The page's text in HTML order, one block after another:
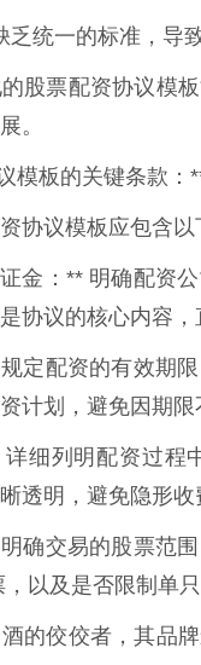
统一的标准，导
股票配资协议模
。
模板的关键条款：
协议模板应包含以
金：** 明确配资
协议的核心内容
定配资的有效期
计划，避免因期限
细列明配资过程
透明，避免隐形收
确交易的股票范
以及是否限制单
的佼佼者，其品